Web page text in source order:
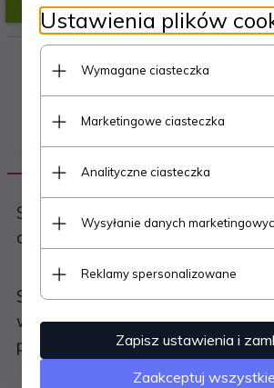
Słupek balustrady przelotowy
chrom
Słupek balustrady wykonany z
wysokość 1070 mm, mufy
poziome fi 40
Ustawienia plików
Wymagane ciasteczka
Marketingowe ciasteczka
Analityczne ciasteczka
Wysyłanie danych
Reklamy spersonalizowane
Zapisz ustawienia i
Zaakceptuj wszystkie